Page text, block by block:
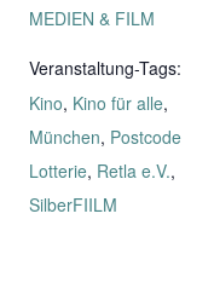
MEDIEN & FILM
Veranstaltung-Tags:
Kino, Kino für alle,
München, Postcode
Lotterie, Retla e.V.,
SilberFIILM